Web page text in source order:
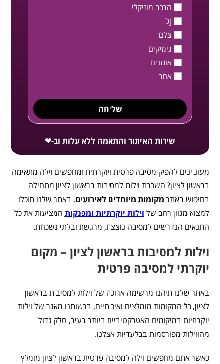
הרכב מוזיקלי
DJ
צלם
גימיקים
אומנים
אחר
שליחה
שירות האיתור והתאמה ללא עלות וב-❤
מעוניינים להפיק מסיבה פרטית ויוקרתית ומחפשים וילה מתאימה
בראשון לציון? השכרת וילות למסיבות בראשון לציון מתחילה
בחיפוש באתר מקומות מיוחדים לאירועים, באתר שלנו תוכלו
למצוא מגוון רחב של וילות יוקרתיות ומפנקות המציעות את כל
התנאים הנדרשים למסיבה נוצצת, מרגשת ובלתי נשכחת.
וילות למסיבות בראשון לציון – מקום
יוקרתי למסיבה פרטית
באתר שלנו תיהנו מרשימה ארוכה של וילות למסיבות בראשון
לציון, כל המקומות מומלצים ואיכותיים, ברשותנו מאגר של וילות
יוקרתיות במיקומים האטרקטיביים ביותר בעיר, חלק גדול
מהווילות מפורסמות בבלעדיות אצלנו.
כאשר אתם מחפשים וילה למסיבה פרטית בראשון לציון מומלץ